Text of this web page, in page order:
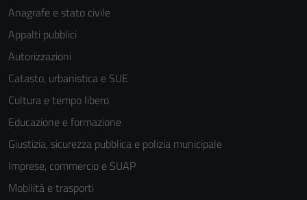
Anagrafe e stato civile
Appalti pubblici
Autorizzazioni
Catasto, urbanistica e SUE
Cultura e tempo libero
Educazione e formazione
Giustizia, sicurezza pubblica e polizia municipale
Imprese, commercio e SUAP
Mobilità e trasporti